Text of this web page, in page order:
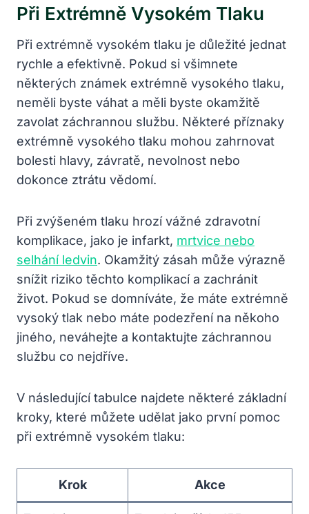
Při Extrémně Vysokém Tlaku
Při extrémně vysokém tlaku je důležité jednat
rychle a efektivně. Pokud si všimnete
některých známek extrémně vysokého tlaku,
neměli byste váhat a měli byste okamžitě
zavolat záchrannou službu. Některé příznaky
extrémně vysokého tlaku mohou zahrnovat
bolesti hlavy, závratě, nevolnost nebo
dokonce ztrátu vědomí.
Při zvýšeném tlaku hrozí vážné zdravotní
komplikace, jako je infarkt, mrtvice nebo
selhání ledvin. Okamžitý zásah může výrazně
snížit riziko těchto komplikací a zachránit
život. Pokud se domníváte, že máte extrémně
vysoký tlak nebo máte podezření na někoho
jiného, neváhejte a kontaktujte záchrannou
službu co nejdříve.
V následující tabulce najdete některé základní
kroky, které můžete udělat jako první pomoc
při extrémně vysokém tlaku:
Krok Akce